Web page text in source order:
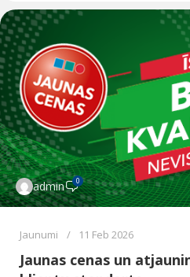
admin 0
Jaunumi 11 Feb 2026
Jaunas cenas un